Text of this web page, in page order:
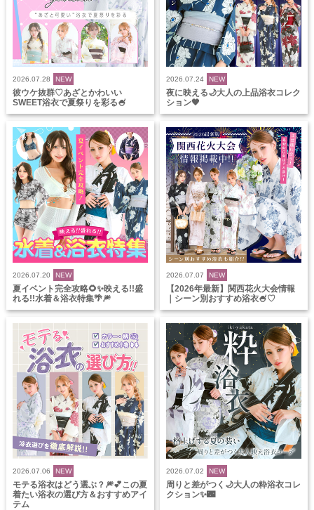
2026.07.28 NEW
彼ウケ抜群♡あざとかわいい
SWEET浴衣で夏祭りを彩る🍧
2026.07.24 NEW
夜に映える🌙大人の上品浴衣コレク
ション🖤
2026.07.20 NEW
夏イベント完全攻略🌻✨映える!!盛
れる!!水着＆浴衣特集🌴🎆
2026.07.07 NEW
【2026年最新】関西花火大会情報
｜シーン別おすすめ浴衣🍧♡
2026.07.06 NEW
モテる浴衣はどう選ぶ？🎆💕この夏
着たい浴衣の選び方＆おすすめアイ
テム
2026.07.02 NEW
周りと差がつく🌙大人の粋浴衣コレ
クション✨🌃